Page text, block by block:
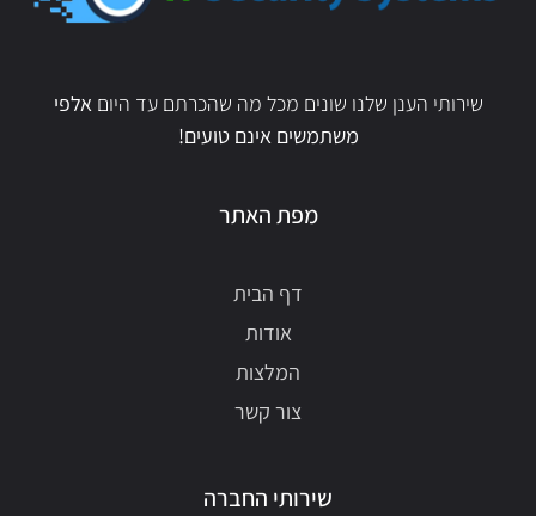
שירותי הענן שלנו שונים מכל מה שהכרתם עד היוםאלפי
משתמשים אינם טועים!
מפת האתר
דף הבית
אודות
המלצות
צור קשר
שירותי החברה